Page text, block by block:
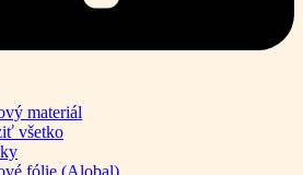
materiál
všetko
fólie (Alobal)